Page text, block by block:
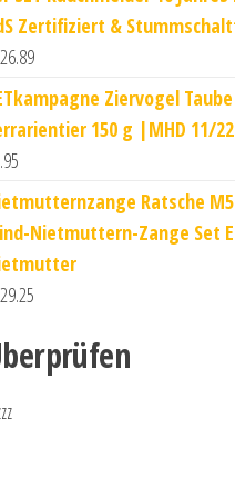
Zertifiziert &
Ziervogel Taube
150 g |MHD 11/22
Ratsche
Nietmuttern-Zange Set